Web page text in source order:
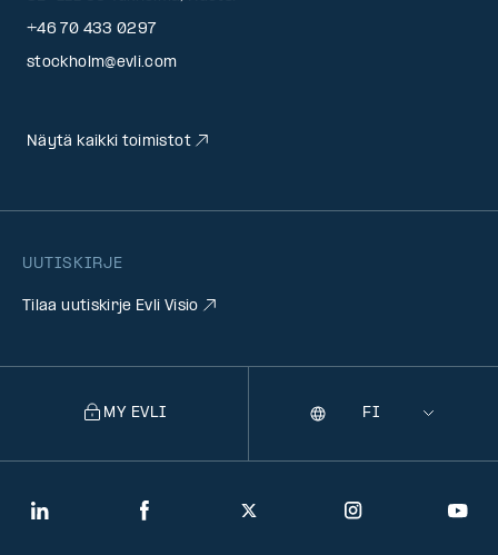
UUTISKIRJE
Tilaa uutiskirje Evli Visio
+46 70 433 0297
stockholm@evli.com
Näytä kaikki toimistot
LinkedIn Facebook Twitter Instagram
MY EVLI
Selecting
Kieli